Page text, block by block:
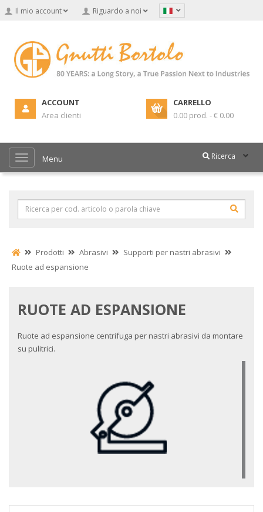
Il mio account Riguardo a noi
ACCOUNT
Area clienti
CARRELLO
0.00 prod. - € 0.00
Menu Ricerca
Prodotti Abrasivi
Supporti per nastri abrasivi
Ruote ad espansione
RUOTE AD ESPANSIONE
Ruote ad espansione centrifuga per nastri abrasivi da montare
su pulitrici.